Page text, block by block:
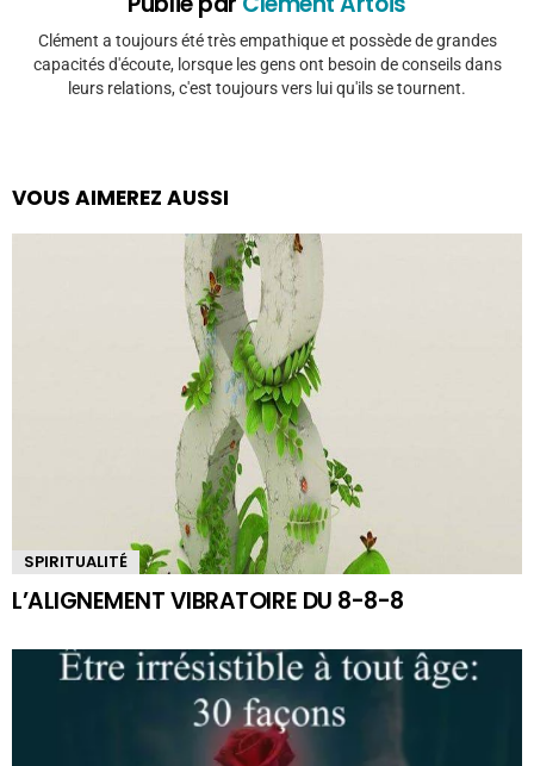
Clément a toujours été très empathique et possède de grandes
capacités d'écoute, lorsque les gens ont besoin de conseils dans
leurs relations, c'est toujours vers lui qu'ils se tournent.
VOUS AIMEREZ AUSSI
SPIRITUALITÉ
L’ALIGNEMENT VIBRATOIRE DU 8-8-8